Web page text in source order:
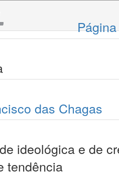
das Chagas
ideológica e de
tendência